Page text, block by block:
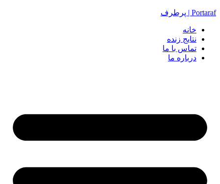
Portaraf | پرطرف
خانه
نتایج زنده
تماس با ما
درباره ما